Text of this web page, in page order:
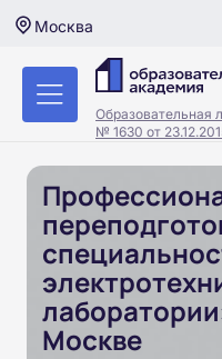
Москва
Образовательная
№ 1630 от
Москве